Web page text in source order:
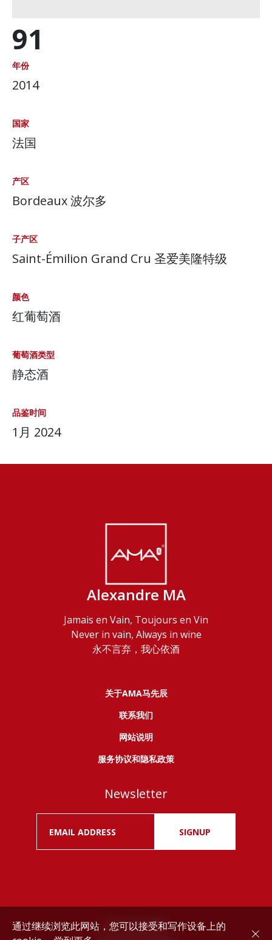
91
年份
2014
国家
法国
产区
Bordeaux 波尔多
子产区
Saint-Émilion Grand Cru 圣爱美隆特级
颜色
红葡萄酒
葡萄酒类型
静态酒
品鉴时间
1月 2024
Alexandre MA
Jamais en Vain, Toujours en Vin
Never in vain, Always in wine
永不言弃，我心依酒
关于AMA马先辰
联系我们
网站说明
服务协议和隐私政策
Newsletter
SIGNUP
Drink responsibly.
通过继续浏览此网站，您可以接受和写作设备上的